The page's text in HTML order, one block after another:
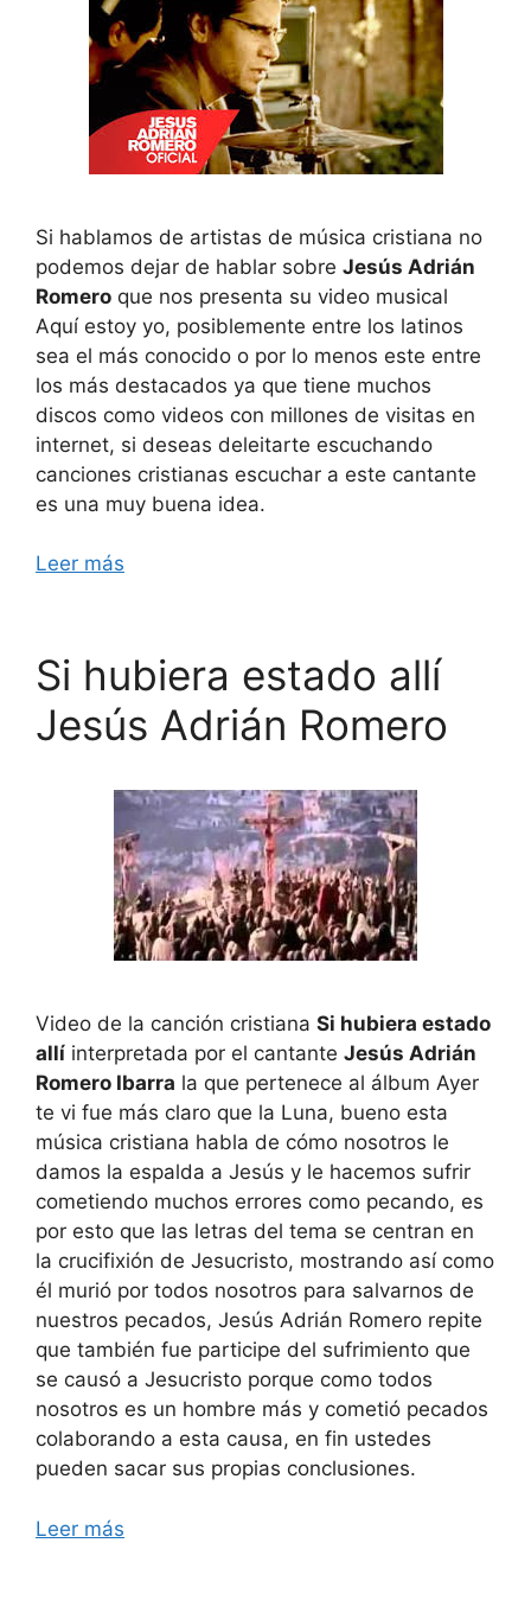
Si hablamos de artistas de música cristiana no
podemos dejar de hablar sobre Jesús Adrián
Romero que nos presenta su video musical
Aquí estoy yo, posiblemente entre los latinos
sea el más conocido o por lo menos este entre
los más destacados ya que tiene muchos
discos como videos con millones de visitas en
internet, si deseas deleitarte escuchando
canciones cristianas escuchar a este cantante
es una muy buena idea.
Leer más
Si hubiera estado allí
Jesús Adrián Romero
Video de la canción cristiana Si hubiera estado
allí interpretada por el cantante Jesús Adrián
Romero Ibarra la que pertenece al álbum Ayer
te vi fue más claro que la Luna, bueno esta
música cristiana habla de cómo nosotros le
damos la espalda a Jesús y le hacemos sufrir
cometiendo muchos errores como pecando, es
por esto que las letras del tema se centran en
la crucifixión de Jesucristo, mostrando así como
él murió por todos nosotros para salvarnos de
nuestros pecados, Jesús Adrián Romero repite
que también fue participe del sufrimiento que
se causó a Jesucristo porque como todos
nosotros es un hombre más y cometió pecados
colaborando a esta causa, en fin ustedes
pueden sacar sus propias conclusiones.
Leer más